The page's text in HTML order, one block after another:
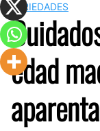
VARIEDADES
edad